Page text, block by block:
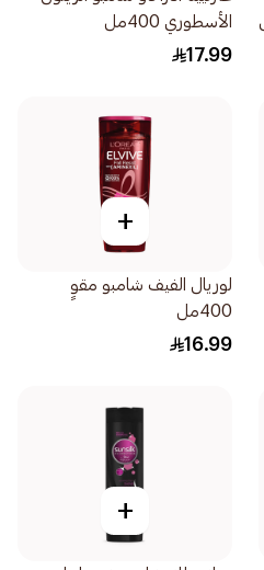
الأسطوري 400مل
17.99
+
لوريال الفيف شامبو مقوٍ
400مل
16.99
+